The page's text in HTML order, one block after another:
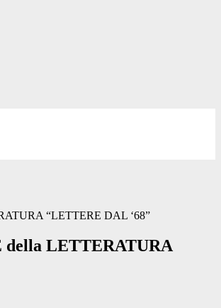
“LETTERE DAL ‘68”
LETTERATURA